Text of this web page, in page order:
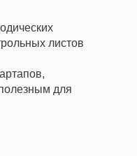
листов
для